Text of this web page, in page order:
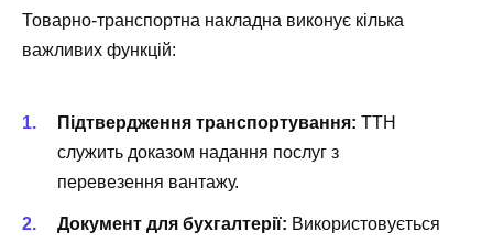
Товарно-транспортна накладна виконує кілька
важливих функцій:
Підтвердження транспортування: ТТН
служить доказом надання послуг з
перевезення вантажу.
Документ для бухгалтерії: Використовується